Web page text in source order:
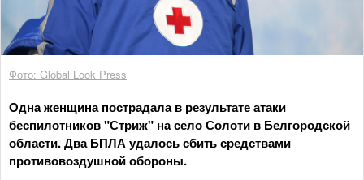
Фото: Global Look Press
Одна женщина пострадала в результате атаки
беспилотников "Стриж" на село Солоти в Белгородской
области. Два БПЛА удалось сбить средствами
противовоздушной обороны.